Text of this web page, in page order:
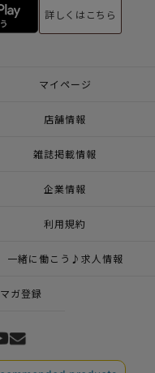
詳しくはこちら
マイページ
店舗情報
雑誌掲載情報
企業情報
利用規約
一緒に働こう♪求人情報
ガ登録
ALL Rights Reserved